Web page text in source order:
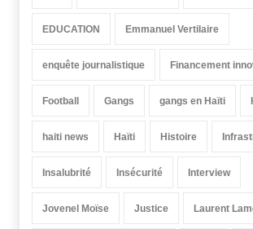
EDUCATION Emmanuel Vertilaire
enquête journalistique Financement
Football Gangs gangs en Haïti
haiti news Haïti Histoire
Insalubrité Insécurité Interview
Jovenel Moïse Justice Laurent